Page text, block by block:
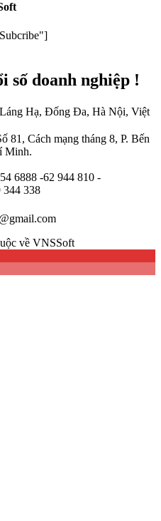
số doanh nghiệp !
Hạ, Đống Đa, Hà Nội, Việt
81, Cách mạng tháng 8, P. Bến
Minh.
6888 -62 944 810 -
344 338
về VNSSoft